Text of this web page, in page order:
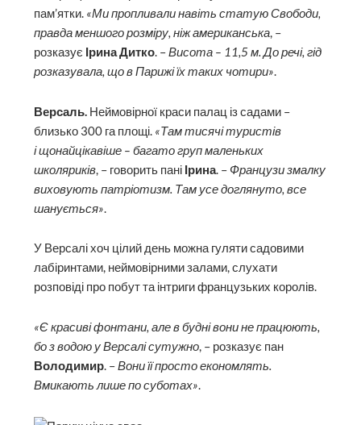
пам’ятки. «Ми пропливали навіть статую Свободи,
правда меншого розміру, ніж американська, –
розказує Ірина Дитко. –Висота – 11,5 м. До речі, гід
розказувала, що в Парижі їх таких чотири».
Версаль. Неймовірної краси палац із садами –
близько 300 га площі. «Там тисячі туристів
і щонайцікавіше – багато груп маленьких
школяриків, – говорить пані Ірина. – Французи змалку
виховують патріотизм. Там усе доглянуто, все
шанується».
У Версалі хоч цілий день можна гуляти садовими
лабіринтами, неймовірними залами, слухати
розповіді про побут та інтриги французьких королів.
«Є красиві фонтани, але в будні вони не працюють,
бо з водою у Версалі сутужно, – розказує пан
Володимир. –Вони її просто економлять.
Вмикають лише по суботах».